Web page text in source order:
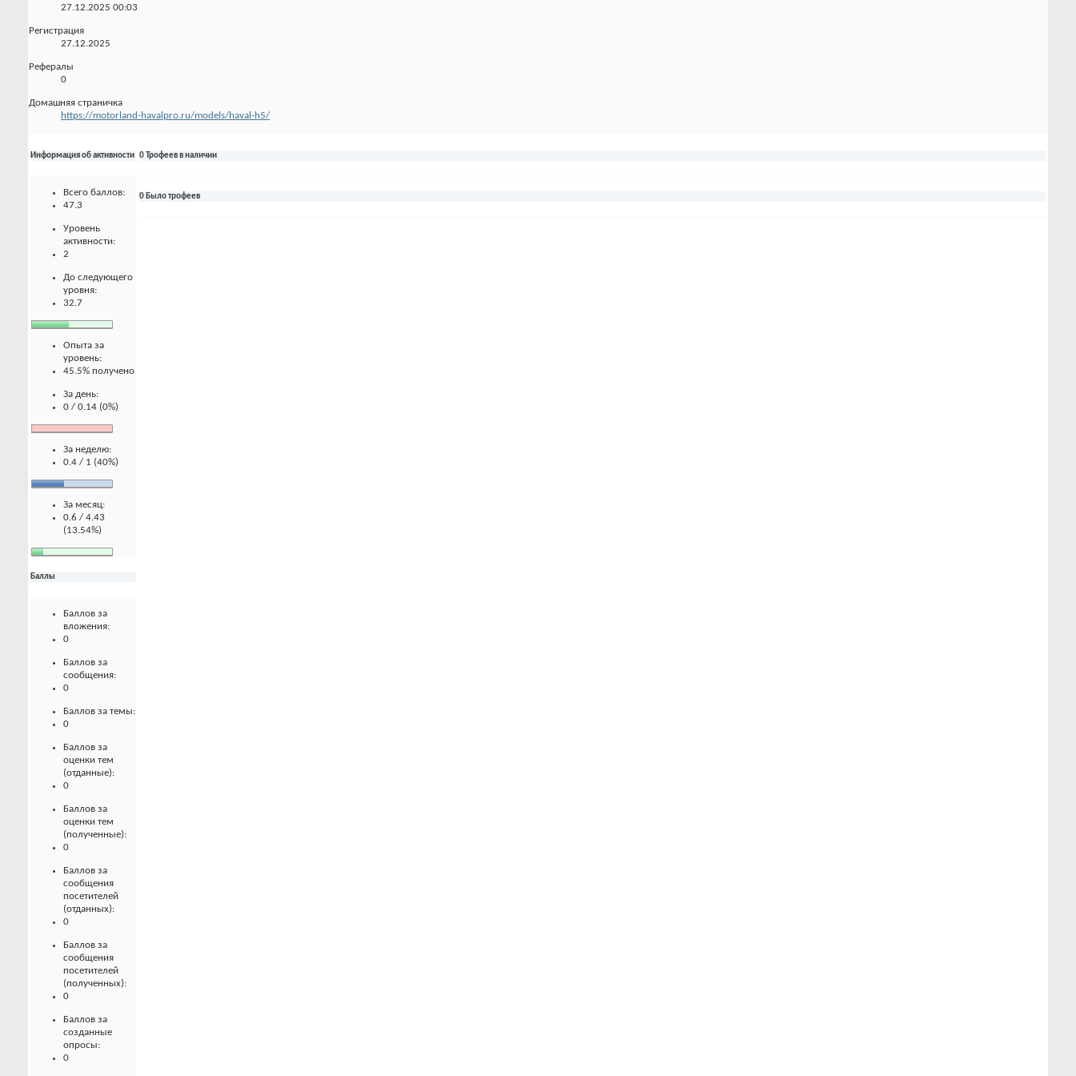
27.12.2025 00:03
Регистрация
27.12.2025
Рефералы
0
Домашняя страничка
https://motorland-havalpro.ru/models/haval-h5/
Информация об активности
Всего баллов:
47.3
Уровень
активности:
2
До следующего
уровня:
32.7
Опыта за
уровень:
45.5% получено
За день:
0 / 0.14 (0%)
За неделю:
0.4 / 1 (40%)
За месяц:
0.6 / 4.43
(13.54%)
Баллы
Баллов за
вложения:
0
Баллов за
сообщения:
0
Баллов за темы:
0
Баллов за
оценки тем
(отданные):
0
Баллов за
оценки тем
(полученные):
0
Баллов за
сообщения
посетителей
(отданных):
0
Баллов за
сообщения
посетителей
(полученных):
0
Баллов за
созданные
опросы:
0
0 Трофеев в наличии
0 Было трофеев